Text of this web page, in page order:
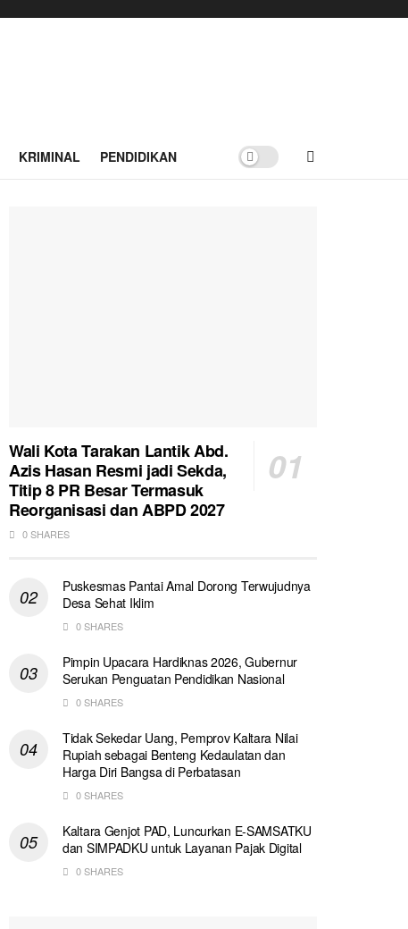
KRIMINAL PENDIDIKAN
Wali Kota Tarakan Lantik Abd.
Azis Hasan Resmi jadi Sekda,
Titip 8 PR Besar Termasuk
Reorganisasi dan ABPD 2027
0 SHARES
Puskesmas Pantai Amal Dorong Terwujudnya
Desa Sehat Iklim
0 SHARES
Pimpin Upacara Hardiknas 2026, Gubernur
Serukan Penguatan Pendidikan Nasional
0 SHARES
Tidak Sekedar Uang, Pemprov Kaltara Nilai
Rupiah sebagai Benteng Kedaulatan dan
Harga Diri Bangsa di Perbatasan
0 SHARES
Kaltara Genjot PAD, Luncurkan E-SAMSATKU
dan SIMPADKU untuk Layanan Pajak Digital
0 SHARES